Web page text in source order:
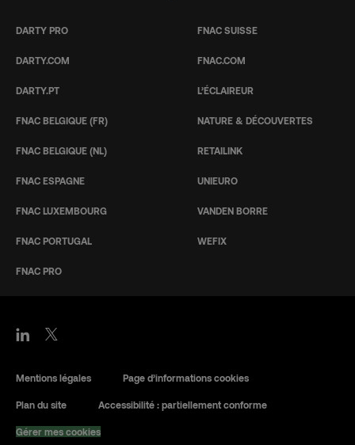
DARTY PRO
DARTY.COM
DARTY.PT
FNAC BELGIQUE (FR)
FNAC BELGIQUE (NL)
FNAC ESPAGNE
FNAC LUXEMBOURG
FNAC PORTUGAL
FNAC PRO
FNAC SUISSE
FNAC.COM
L’ÉCLAIREUR
NATURE & DÉCOUVERTES
RETAILINK
UNIEURO
VANDEN BORRE
WEFIX
Mentions légales Page d’informations cookies
Plan du site Accessibilité : partiellement conforme
Gérer mes cookies